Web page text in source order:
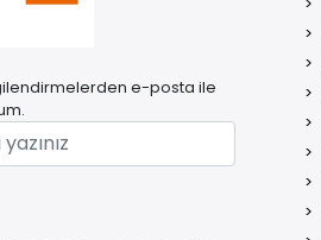
e-posta ile